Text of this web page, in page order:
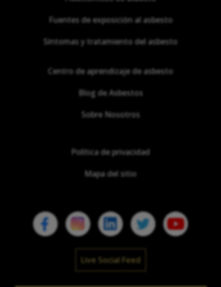
Fuentes de exposición al asbesto
Síntomas y tratamiento del asbesto
Centro de aprendizaje de asbesto
Blog de Asbestos
Sobre Nosotros
Política de privacidad
Mapa del sitio
Live Social Feed